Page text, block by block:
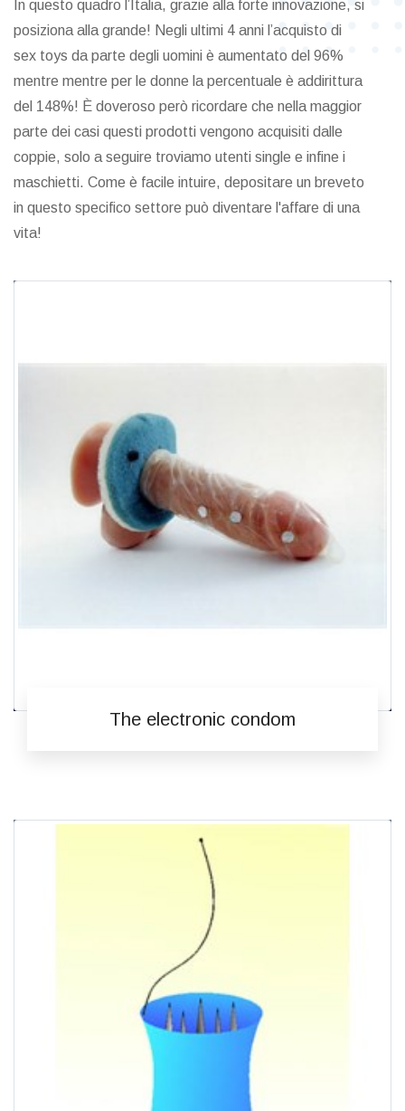
In questo quadro l’Italia, grazie alla forte innovazione, si
posiziona alla grande! Negli ultimi 4 anni l’acquisto di
sex toys da parte degli uomini è aumentato del 96%
mentre mentre per le donne la percentuale è addirittura
del 148%! È doveroso però ricordare che nella maggior
parte dei casi questi prodotti vengono acquisiti dalle
coppie, solo a seguire troviamo utenti single e infine i
maschietti. Come è facile intuire, depositare un breveto
in questo specifico settore può diventare l'affare di una
vita!
The electronic condom